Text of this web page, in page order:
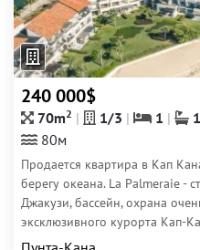
240 000$
70m2 1/3 1
1
80м
Продается квартира в Кап
берегу океана. La Palmeraie -
Джакузи, бассейн, охрана
эксклюзивного курорта Кап-